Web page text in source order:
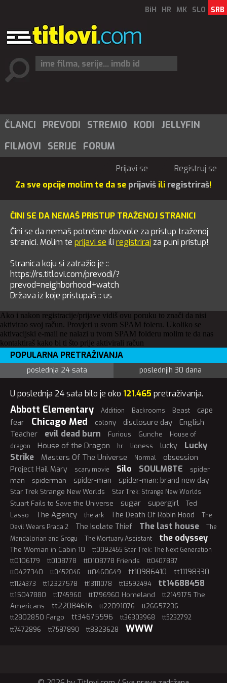
BiH HR MK SLO SRB
ČLANCI PREVODI STREMIO KODI
JELLYFIN
FILMOVI
SERIJE FORUM
Prijavi se
Registruj se
Za sve opcije molim te da se prijaviš ili registriraš!
ČINI SE DA NEMAŠ PRISTUP TRAŽENOJ STRANICI
Čini se da nemaš potrebne dozvole za pristup traženoj
stranici. Molim te prijavi se ili registriraj za puni pristup!
Stranica koju si zatražio je ::
https://rs.titlovi.com/prevodi/?
prevod=neighborhood+watch
Država iz koje pristupaš :: us
Ako i nakon registracije/prijave vidiš ovu poruku to znači da nisi
aktivirao svoj račun. Provjeri u svom SPAM foleru. Ukoliko se
aktivacijski e-mail ne nalazi u tvom SPAM folderu molim te da nas
kontaktiraš kako bi ti što prije aktivirali račun
POPULARNA PRETRAŽIVANJA
poslednja 24 sata poslednjih 30 dana
U poslednja 24 sata bilo je oko 121.465 pretraživanja.
Abbott Elementary Addition Backrooms Beast
cape
fear
Chicago Med colony disclosure day
English
Teacher
evil dead burn Furious Gunche
House of
dragon
House of the Dragon hr lioness lucky
Lucky
Strike
Masters Of The Universe Normal obsession
Project Hail Mary scary movie Silo SOULM8TE
spider
man
spiderman spider-man spider-man: brand new day
Star Trek Strange New Worlds Star Trek: Strange New Worlds
Stuart Fails to Save the Universe sugar supergirl
Ted
Lasso
The Agency the ark The Death Of Robin Hood
The
Devil Wears Prada 2
The Isolate Thief The last house
The
Mandalorian and Grogu
The Mortuary Assistant the odyssey
The Woman in Cabin 10 tt0092455 Star Trek: The Next Generation
tt0106179 tt0108778 tt0108778 Friends tt0407887
tt0427340 tt0452046 tt0460649 tt10986410 tt11198330
tt1124373 tt12327578 tt13111078 tt13592494 tt14688458
tt15047880 tt1745960 tt1796960 Homeland
tt2149175 The
Americans
tt22084616 tt22091076
tt26657236
tt2802850 Fargo
tt34675596 tt36303968 tt5232792
tt7472896 tt7587890 tt8323628 WWW